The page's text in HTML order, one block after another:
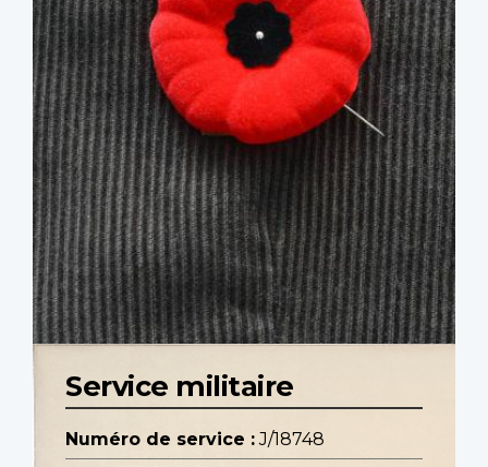
Service militaire
Numéro de service : J/18748